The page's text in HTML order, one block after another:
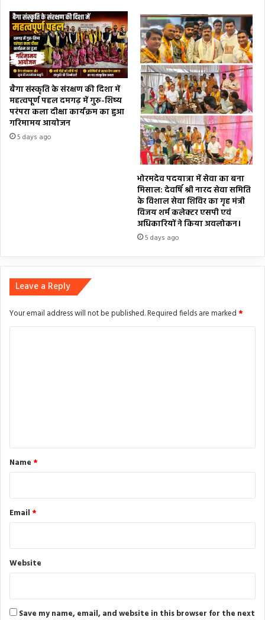
बैगा संस्कृति के संरक्षण की दिशा में
महत्वपूर्ण पहल दमगढ़ में गुरु-शिष्य
परंपरा कला दीक्षा कार्यक्रम का हुआ
गरिमामय आयोजन
5 days ago
भोरमदेव पदयात्रा में सेवा का बना
मिसाल: देवर्षि श्री नारद सेवा समिति
के विशाल सेवा शिविर का गृह मंत्री
विजय शर्म कलेक्टर एसपी एवं
अधिकारियों ने किया अवलोकन।
5 days ago
Leave a Reply
Your email address will not be published.Required fields are marked *
*
Name *
Email *
Website
Save my name, email, and website in this browser for the next